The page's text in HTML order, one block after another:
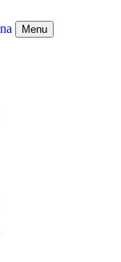
Menu